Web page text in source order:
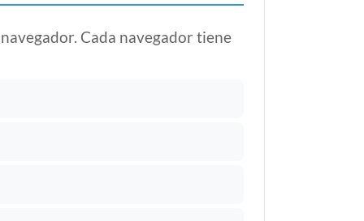
Cada navegador tiene